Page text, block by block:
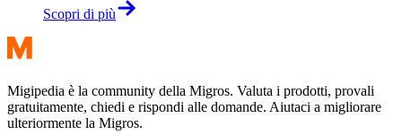
Scopri di più
Migipedia è la community della Migros. Valuta i prodotti, provali
gratuitamente, chiedi e rispondi alle domande. Aiutaci a migliorare
ulteriormente la Migros.